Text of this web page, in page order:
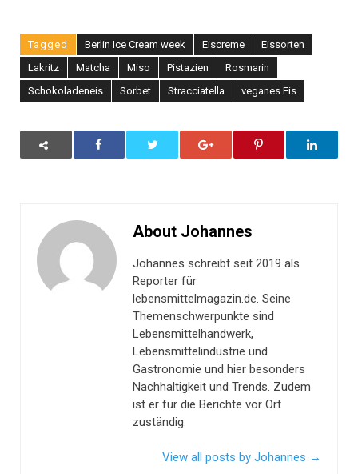
Tagged Berlin Ice Cream week Eiscreme
Eissorten
Lakritz
Matcha Miso Pistazien
Rosmarin
Schokoladeneis
Sorbet Stracciatella veganes Eis
About Johannes
Johannes schreibt seit 2019 als
Reporter für
lebensmittelmagazin.de. Seine
Themenschwerpunkte sind
Lebensmittelhandwerk,
Lebensmittelindustrie und
Gastronomie und hier besonders
Nachhaltigkeit und Trends. Zudem
ist er für die Berichte vor Ort
zuständig.
View all posts by Johannes →